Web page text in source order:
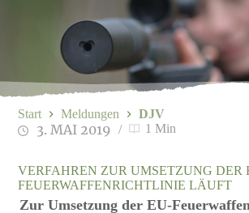
VERFAHREN ZUR UMSETZUNG DER
FEUERWAFFENRICHTLINIE LÄUFT
Zur Umsetzung der EU-
3. MAI 2019 1 Min
Start Meldungen DJV